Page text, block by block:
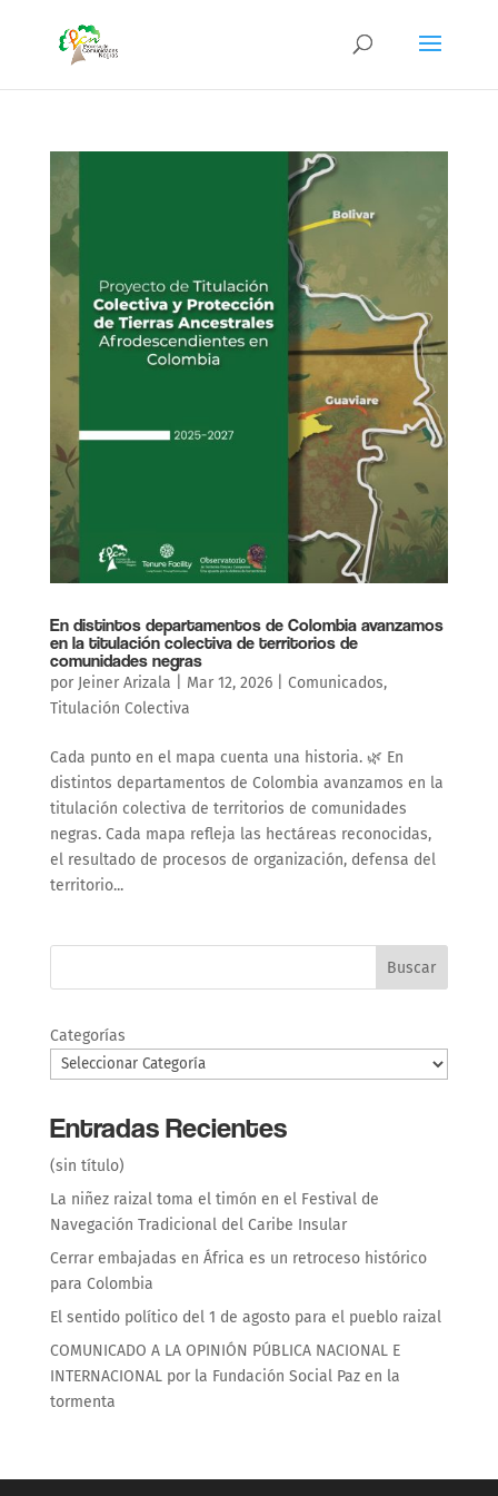
En distintos departamentos de Colombia avanzamos
en la titulación colectiva de territorios de
comunidades negras
por Jeiner Arizala Mar 12, 2026| Comunicados,
Titulación Colectiva
Cada punto en el mapa cuenta una historia. 🌿 En
distintos departamentos de Colombia avanzamos en la
titulación colectiva de territorios de comunidades
negras. Cada mapa refleja las hectáreas reconocidas,
el resultado de procesos de organización, defensa del
territorio...
Buscar
Categorías
Entradas Recientes
(sin título)
La niñez raizal toma el timón en el Festival de
Navegación Tradicional del Caribe Insular
Cerrar embajadas en África es un retroceso histórico
para Colombia
El sentido político del 1 de agosto para el pueblo raizal
COMUNICADO A LA OPINIÓN PÚBLICA NACIONAL E
INTERNACIONAL por la Fundación Social Paz en la
tormenta